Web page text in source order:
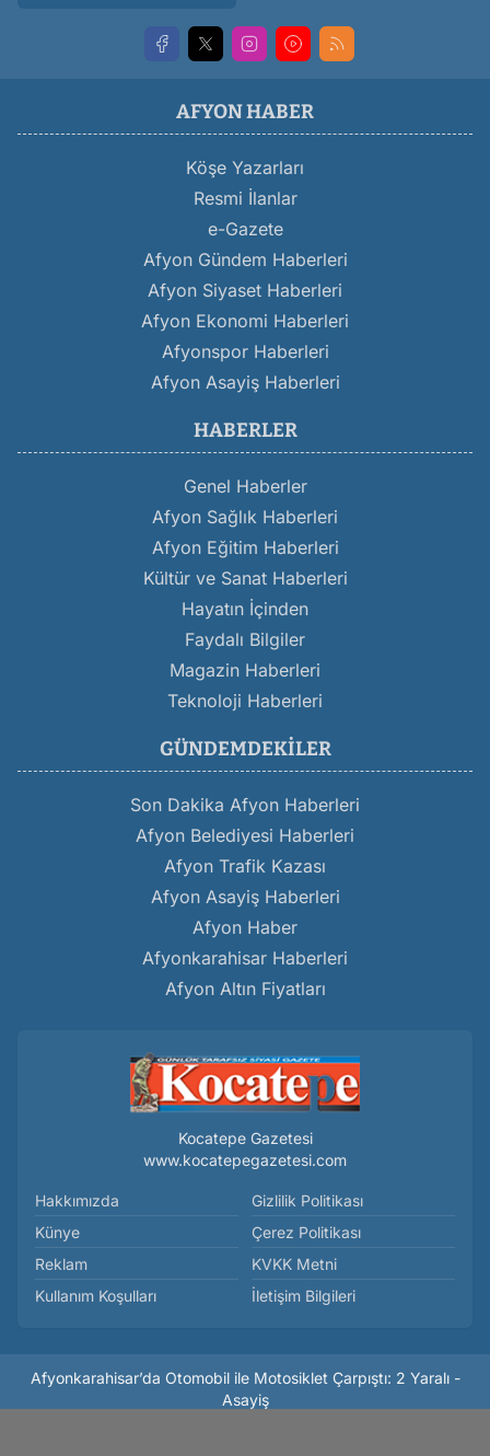
AFYON HABER
Köşe Yazarları
Resmi İlanlar
e-Gazete
Afyon Gündem Haberleri
Afyon Siyaset Haberleri
Afyon Ekonomi Haberleri
Afyonspor Haberleri
Afyon Asayiş Haberleri
HABERLER
Genel Haberler
Afyon Sağlık Haberleri
Afyon Eğitim Haberleri
Kültür ve Sanat Haberleri
Hayatın İçinden
Faydalı Bilgiler
Magazin Haberleri
Teknoloji Haberleri
GÜNDEMDEKILER
Son Dakika Afyon Haberleri
Afyon Belediyesi Haberleri
Afyon Trafik Kazası
Afyon Asayiş Haberleri
Afyon Haber
Afyonkarahisar Haberleri
Afyon Altın Fiyatları
Kocatepe Gazetesi
www.kocatepegazetesi.com
Hakkımızda
Künye
Reklam
Kullanım Koşulları
Gizlilik Politikası
Çerez Politikası
KVKK Metni
İletişim Bilgileri
Afyonkarahisar’da Otomobil ile Motosiklet Çarpıştı: 2 Yaralı -
Asayiş